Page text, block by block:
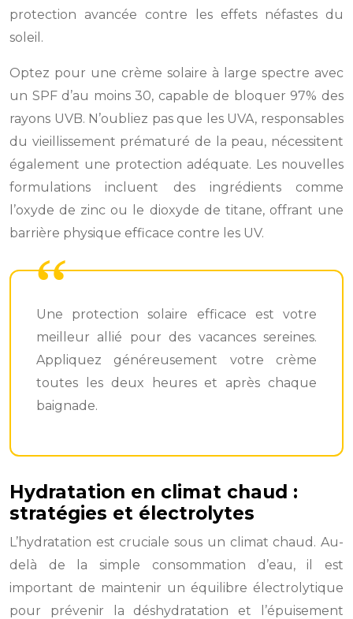
protection avancée contre les effets néfastes du
soleil.
Optez pour une crème solaire à large spectre avec
un SPF d’au moins 30, capable de bloquer 97% des
rayons UVB. N’oubliez pas que les UVA, responsables
du vieillissement prématuré de la peau, nécessitent
également une protection adéquate. Les nouvelles
formulations incluent des ingrédients comme
l’oxyde de zinc ou le dioxyde de titane, offrant une
barrière physique efficace contre les UV.
Une protection solaire efficace est votre
meilleur allié pour des vacances sereines.
Appliquez généreusement votre crème
toutes les deux heures et après chaque
baignade.
Hydratation en climat chaud :
stratégies et électrolytes
L’hydratation est cruciale sous un climat chaud. Au-
delà de la simple consommation d’eau, il est
important de maintenir un équilibre électrolytique
pour prévenir la déshydratation et l’épuisement